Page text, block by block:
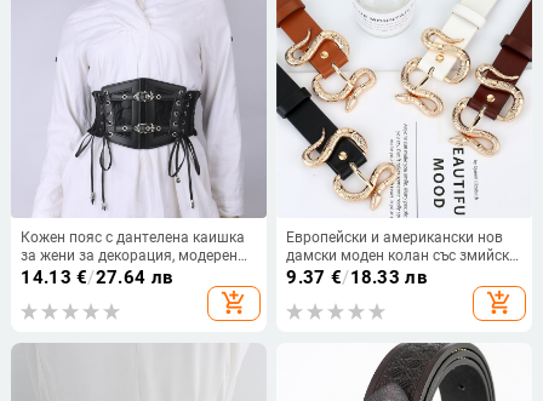
Кожен пояс с дантелена каишка
за жени за декорация, модерен
външен еластичен колан с голям
размер, широк колан, европейски
и американски ретро
14.13 €/27.64 лв
add_shopping_cart
Европейски и американски нов
дамски моден колан със змийска
катарама, универсален прост
колан за дънки, дамски колан,
производител на едро
9.37 €/18.33 лв
add_shopping_cart